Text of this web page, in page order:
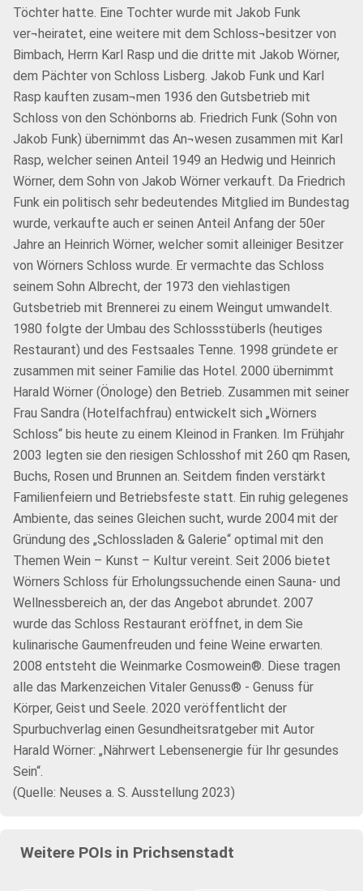
Töchter hatte. Eine Tochter wurde mit Jakob Funk
ver¬heiratet, eine weitere mit dem Schloss¬besitzer von
Bimbach, Herrn Karl Rasp und die dritte mit Jakob Wörner,
dem Pächter von Schloss Lisberg. Jakob Funk und Karl
Rasp kauften zusam¬men 1936 den Gutsbetrieb mit
Schloss von den Schönborns ab. Friedrich Funk (Sohn von
Jakob Funk) übernimmt das An¬wesen zusammen mit Karl
Rasp, welcher seinen Anteil 1949 an Hedwig und Heinrich
Wörner, dem Sohn von Jakob Wörner verkauft. Da Friedrich
Funk ein politisch sehr bedeutendes Mitglied im Bundestag
wurde, verkaufte auch er seinen Anteil Anfang der 50er
Jahre an Heinrich Wörner, welcher somit alleiniger Besitzer
von Wörners Schloss wurde. Er vermachte das Schloss
seinem Sohn Albrecht, der 1973 den viehlastigen
Gutsbetrieb mit Brennerei zu einem Weingut umwandelt.
1980 folgte der Umbau des Schlossstüberls (heutiges
Restaurant) und des Festsaales Tenne. 1998 gründete er
zusammen mit seiner Familie das Hotel. 2000 übernimmt
Harald Wörner (Önologe) den Betrieb. Zusammen mit seiner
Frau Sandra (Hotelfachfrau) entwickelt sich „Wörners
Schloss“ bis heute zu einem Kleinod in Franken. Im Frühjahr
2003 legten sie den riesigen Schlosshof mit 260 qm Rasen,
Buchs, Rosen und Brunnen an. Seitdem finden verstärkt
Familienfeiern und Betriebsfeste statt. Ein ruhig gelegenes
Ambiente, das seines Gleichen sucht, wurde 2004 mit der
Gründung des „Schlossladen & Galerie“ optimal mit den
Themen Wein – Kunst – Kultur vereint. Seit 2006 bietet
Wörners Schloss für Erholungssuchende einen Sauna- und
Wellnessbereich an, der das Angebot abrundet. 2007
wurde das Schloss Restaurant eröffnet, in dem Sie
kulinarische Gaumenfreuden und feine Weine erwarten.
2008 entsteht die Weinmarke Cosmowein®. Diese tragen
alle das Markenzeichen Vitaler Genuss® - Genuss für
Körper, Geist und Seele. 2020 veröffentlicht der
Spurbuchverlag einen Gesundheitsratgeber mit Autor
Harald Wörner: „Nährwert Lebensenergie für Ihr gesundes
Sein“.
(Quelle: Neuses a. S. Ausstellung 2023)
Weitere POIs in Prichsenstadt